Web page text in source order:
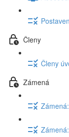
Členy
Členy
Zámená